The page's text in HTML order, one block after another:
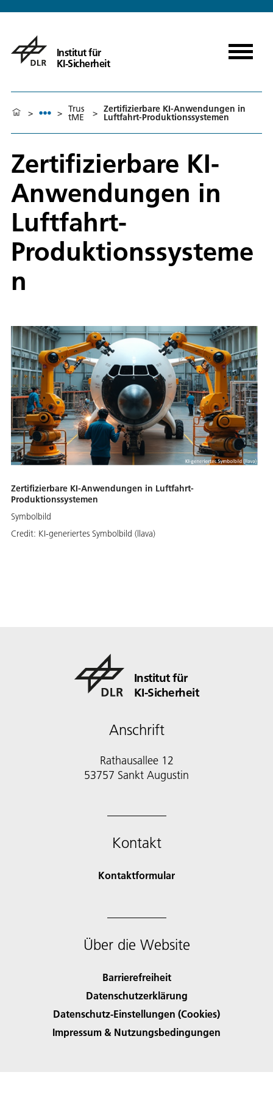
Institut für
KI-Sicherheit
> > Trus
tME > Zertifizierbare KI-Anwendungen in
Luftfahrt-Produktionssystemen
Zertifizierbare KI-
Anwendungen in
Luftfahrt-
Produktionssysteme
n
Zertifizierbare KI-Anwendungen in Luftfahrt-
Produktionssystemen
Symbolbild
Credit: KI-generiertes Symbolbild (llava)
Institut für
KI-Sicherheit
Anschrift
Rathausallee 12
53757 Sankt Augustin
Kontakt
Kontaktformular
Über die Website
Barrierefreiheit
Datenschutzerklärung
Datenschutz-Einstellungen (Cookies)
Impressum & Nutzungsbedingungen